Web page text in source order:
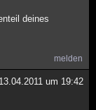
deines
melden
13.04.2011 um 19:42